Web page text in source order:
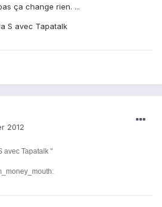
ça change rien. ...
S avec Tapatalk
2012
avec Tapatalk "